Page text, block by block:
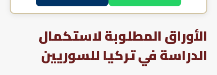
الأوراق المطلوبة لاستكمال
الدراسة في تركيا للسوريين